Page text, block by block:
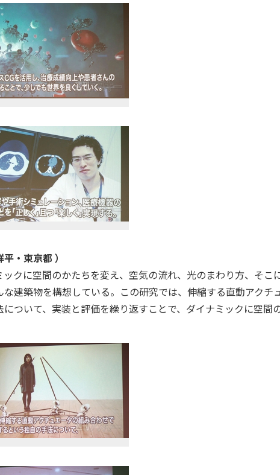
・東京都 ）
クに空間のかたちを変え、空気の流れ、光のまわり方、そこ
建築物を構想している。この研究では、伸縮する直動アクチ
ついて、実装と評価を繰り返すことで、ダイナミックに空間